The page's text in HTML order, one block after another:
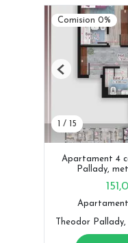
Comision 0%
/ 15
Previous
Apartament 4
Pallady,
Theodor